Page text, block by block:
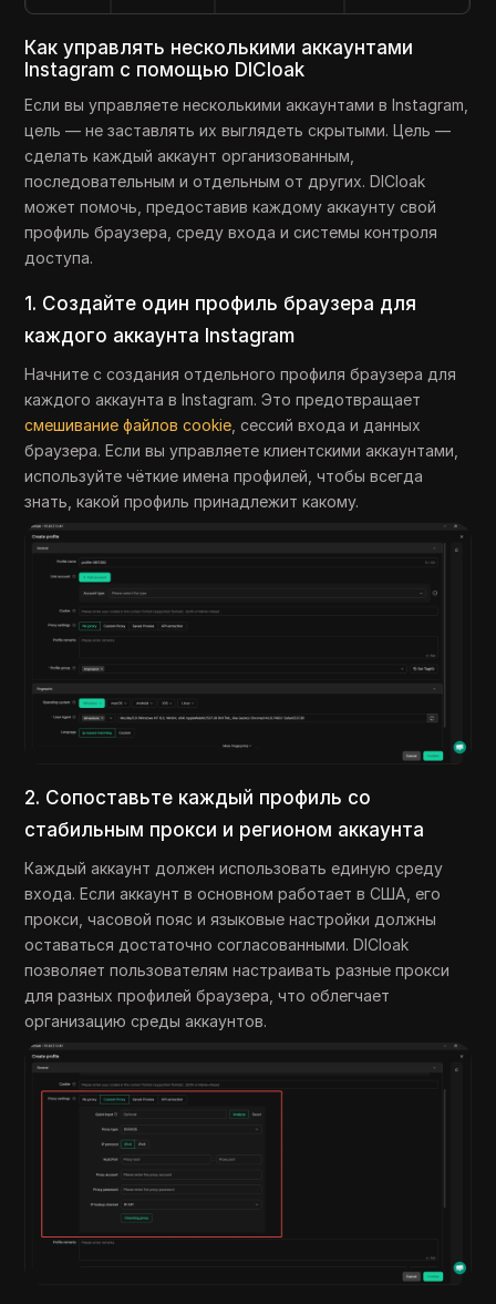
Как управлять несколькими аккаунтами
Instagram с помощью DICloak
Если вы управляете несколькими аккаунтами в Instagram,
цель — не заставлять их выглядеть скрытыми. Цель —
сделать каждый аккаунт организованным,
последовательным и отдельным от других. DICloak
может помочь, предоставив каждому аккаунту свой
профиль браузера, среду входа и системы контроля
доступа.
1. Создайте один профиль браузера для
каждого аккаунта Instagram
Начните с создания отдельного профиля браузера для
каждого аккаунта в Instagram. Это предотвращает
смешивание файлов cookie , сессий входа и данных
браузера. Если вы управляете клиентскими аккаунтами,
используйте чёткие имена профилей, чтобы всегда
знать, какой профиль принадлежит какому.
2. Сопоставьте каждый профиль со
стабильным прокси и регионом аккаунта
Каждый аккаунт должен использовать единую среду
входа. Если аккаунт в основном работает в США, его
прокси, часовой пояс и языковые настройки должны
оставаться достаточно согласованными. DICloak
позволяет пользователям настраивать разные прокси
для разных профилей браузера, что облегчает
организацию среды аккаунтов.